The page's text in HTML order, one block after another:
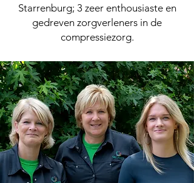
Starrenburg; 3 zeer enthousiaste en
gedreven zorgverleners in de
compressiezorg.